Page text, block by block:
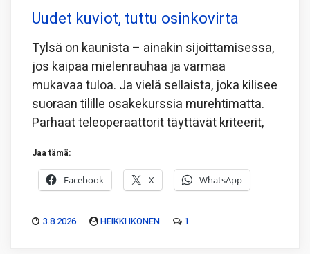
Uudet kuviot, tuttu osinkovirta
Tylsä on kaunista – ainakin sijoittamisessa,
jos kaipaa mielenrauhaa ja varmaa
mukavaa tuloa. Ja vielä sellaista, joka kilisee
suoraan tilille osakekurssia murehtimatta.
Parhaat teleoperaattorit täyttävät kriteerit,
Jaa tämä:
Facebook X WhatsApp
3.8.2026 HEIKKI IKONEN 1